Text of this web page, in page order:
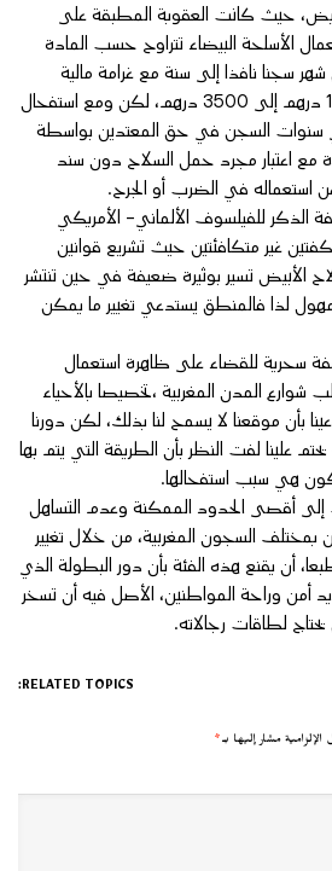
حيث كانت العقوبة المطبقة على
الأسلحة البيضاء تتراوح حسب المادة
شهر سجنا نافذا إلى سنة مع غرامة مالية
تتراوح هي الأخرى من 1000 درهم إلى 3500 درهم، لكن ومع استفحال
سنوات السجن في حق المعتدين بواسطة
مع اعتبار مجرد حمل السلاح دون سند
استعماله في الضرب أو الجرح.
الذكر للفيلسوف الألماني- الأمريكي
غير متكافئتين حيث تشريع قوانين
الأبيض تسير بوثيرة ضعيفة في حين تنتشر
لذا فالمنطق يستدعي تغيير ما يمكن
سحرية للقضاء على ظاهرة استعمال
المدن المغربية ،تخصيصا بالأحياء
بأن موقعنا لا يسمح لنا بذلك، لكن دورنا
يحتم علينا لفت النظر بأن الطريقة التي يتم بها
هي سبب استفحالها.
أقصى الحدود الممكنة وعدم التساهل
السجون المغربية، من خلال تغيير
أن يقنع هذه الفئة بأن دور البطولة الذي
أمن وراحة المواطنين، الأصل فيه أن تسخر
لطاقات رجالاته.
RELATED TOPICS:
الإلزامية مشار إليها بـ*